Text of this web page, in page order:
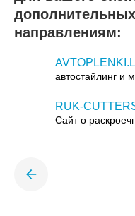
направлениям:
автостайлинг и
RUK-
Сайт о